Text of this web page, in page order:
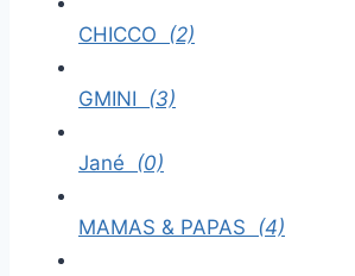
CHICCO (2)
GMINI (3)
Jané (0)
MAMAS & PAPAS (4)